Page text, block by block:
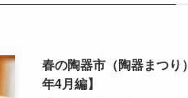
春の陶器市（陶器まつ
年4月編】